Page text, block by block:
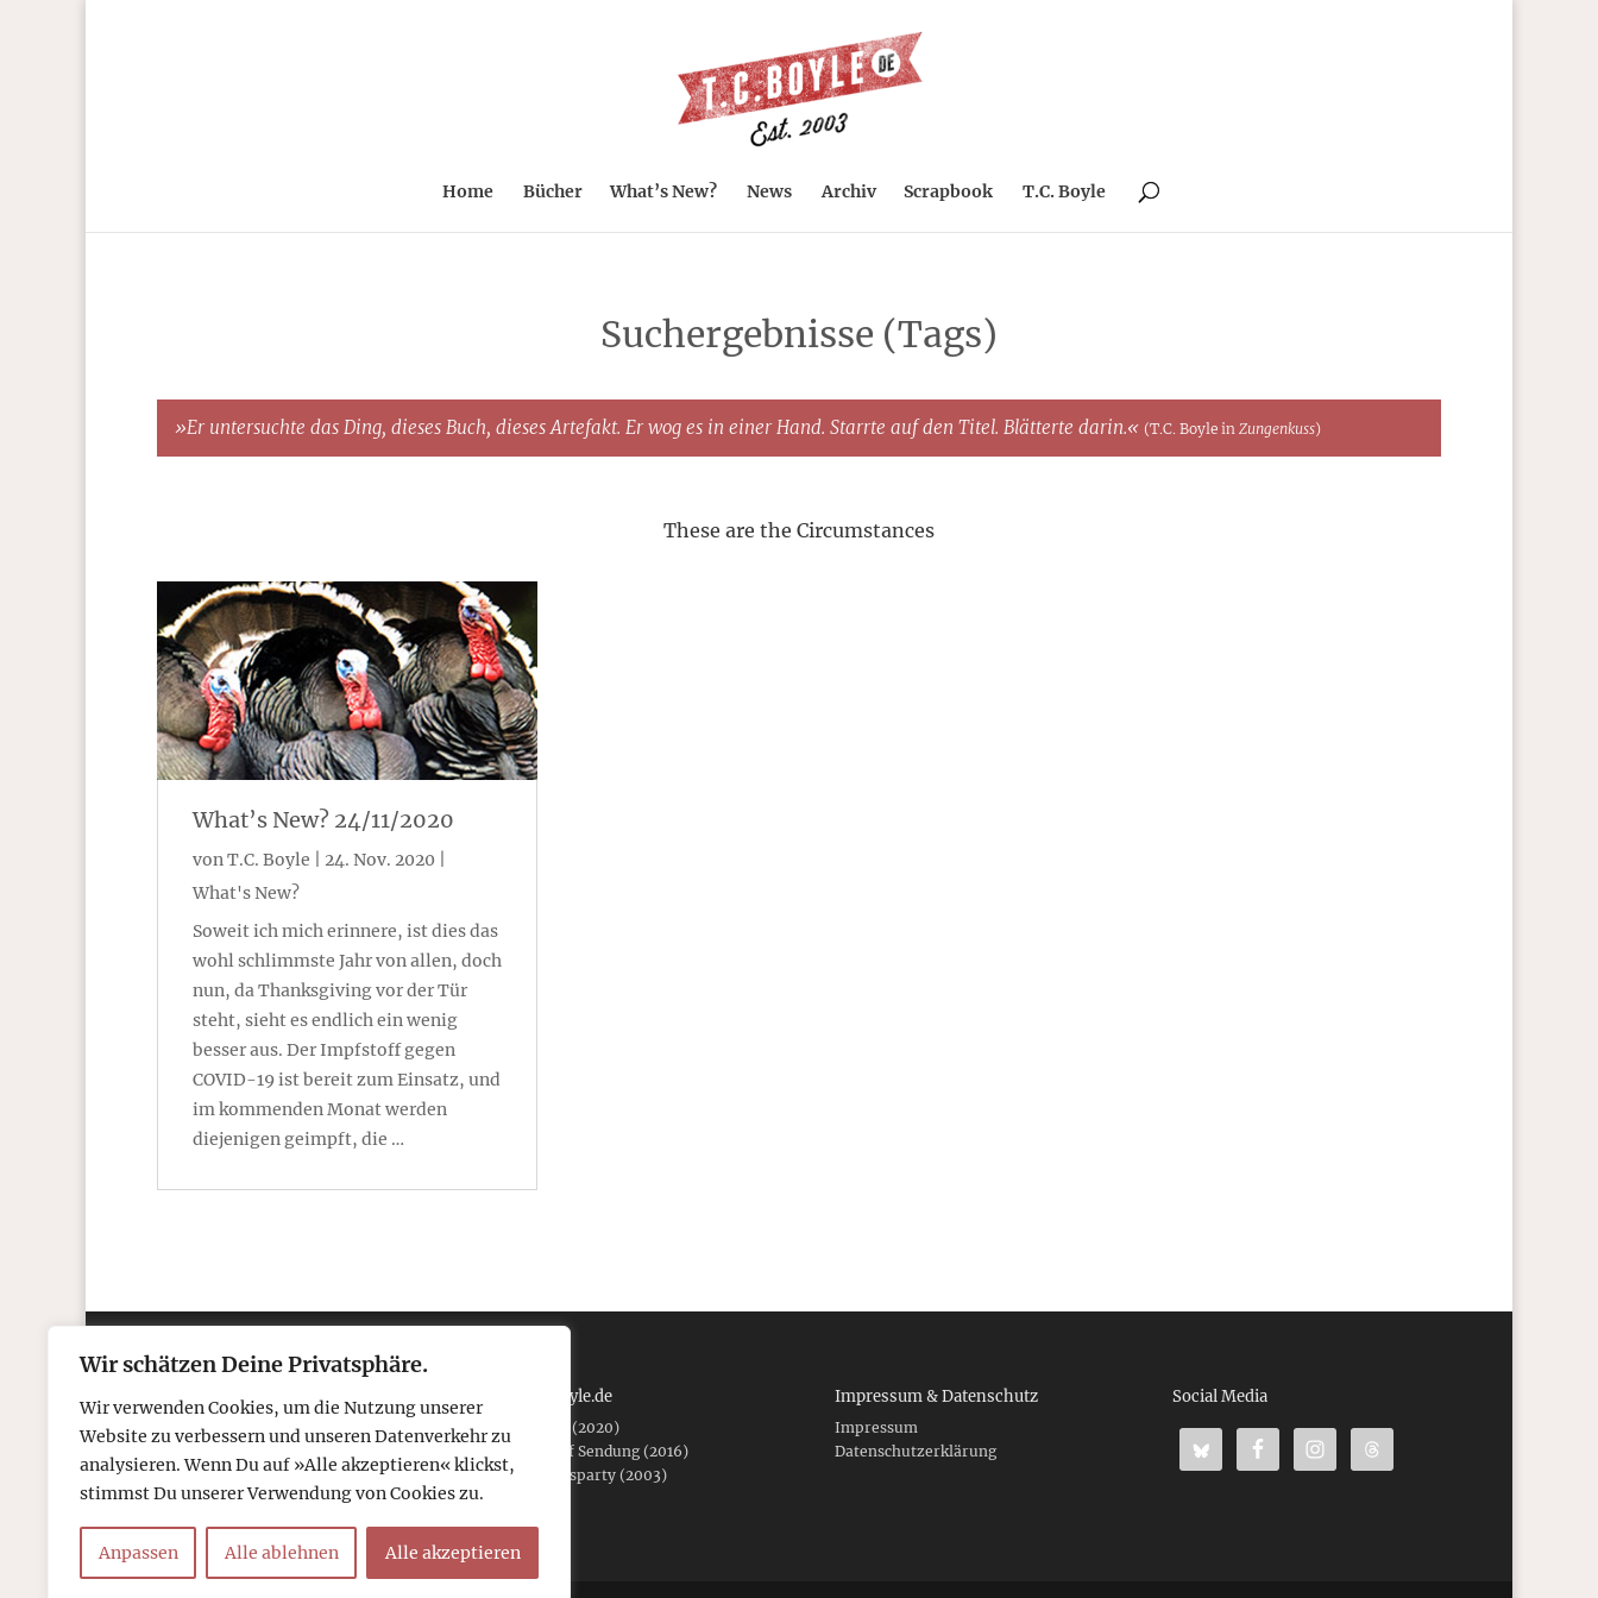
Wir schätzen Deine Privatsphäre.
Wir verwenden Cookies, um die Nutzung unserer
Website zu verbessern und unseren Datenverkehr zu
analysieren. Wenn Du auf »Alle akzeptieren« klickst,
stimmst Du unserer Verwendung von Cookies zu.
Anpassen Alle ablehnen Alle akzeptieren
Home Bücher What’s New? News Archiv Scrapbook T.C. Boyle
Suchergebnisse (Tags)
»Er untersuchte das Ding, dieses Buch, dieses Artefakt. Er wog es in einer Hand. Starrte auf den Titel. Blätterte darin.« (T.C. Boyle in Zungenkuss)
These are the Circumstances
What’s New? 24/11/2020
vonT.C. Boyle 24. Nov. 2020
What's New?
Soweit ich mich erinnere, ist dies das
wohl schlimmste Jahr von allen, doch
nun, da Thanksgiving vor der Tür
steht, sieht es endlich ein wenig
besser aus. Der Impfstoff gegen
COVID-19 ist bereit zum Einsatz, und
im kommenden Monat werden
diejenigen geimpft, die …
Kontakt
Telefon: 05306 912 418
Über tcboyle.de
Refreshed (2020)
Wieder auf Sendung (2016)
Eröffnungsparty (2003)
Impressum & Datenschutz
Impressum
Datenschutzerklärung
Social Media